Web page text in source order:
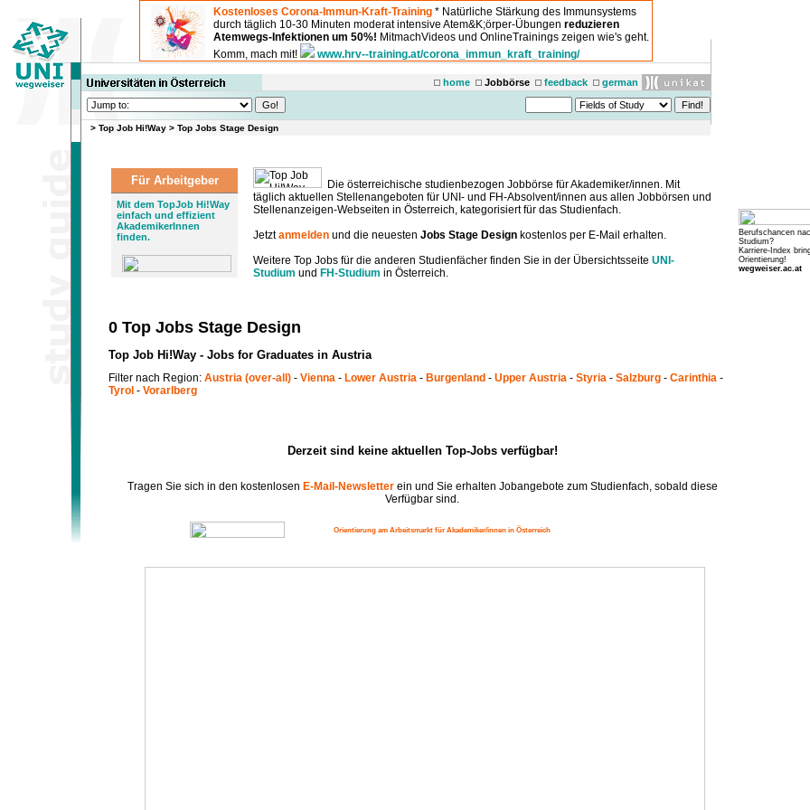
Kostenloses Corona-Immun-Kraft-Training * Natürliche Stärkung des Immunsystems
durch täglich 10-30 Minuten moderat intensive Atem&K;örper-Übungen reduzieren
Atemwegs-Infektionen um 50%! MitmachVideos und OnlineTrainings zeigen wie's geht.
Komm, mach mit!
www.hrv--training.at/corona_immun_kraft_training/
home Jobbörse feedback german
> Top Job Hi!Way > Top Jobs Stage Design
Für Arbeitgeber
Mit dem TopJob Hi!Way
einfach und effizient
AkademikerInnen
finden.
Die österreichische studienbezogen Jobbörse für Akademiker/innen. Mit
täglich aktuellen Stellenangeboten für UNI- und FH-Absolvent/innen aus allen Jobbörsen und
Stellenanzeigen-Webseiten in Österreich, kategorisiert für das Studienfach.
Jetztanmelden und die neuesten Jobs Stage Design kostenlos per E-Mail erhalten.
Weitere Top Jobs für die anderen Studienfächer finden Sie in der Übersichtsseite UNI-
Studium und FH-Studium in Österreich.
0 Top Jobs Stage Design
Top Job Hi!Way - Jobs for Graduates in Austria
Filter nach Region: Austria (over-all) - Vienna - Lower Austria - Burgenland - Upper Austria - Styria - Salzburg - Carinthia -
Tyrol - Vorarlberg
Derzeit sind keine aktuellen Top-Jobs verfügbar!
Tragen Sie sich in den kostenlosen E-Mail-Newsletterein und Sie erhalten Jobangebote zum Studienfach, sobald diese
Verfügbar sind.
Orientierung am Arbeitsmarkt für Akademiker/innen in Österreich
Berufschancen
Studium?
Karriere-Index
Orientierung!
wegweiser.ac.at